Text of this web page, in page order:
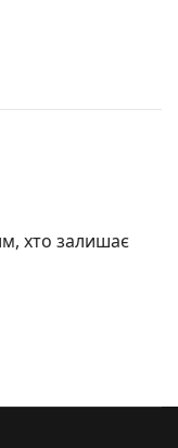
хто залишає